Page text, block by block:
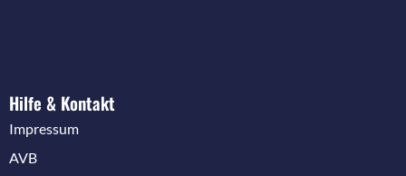
Hilfe & Kontakt
Impressum
AVB